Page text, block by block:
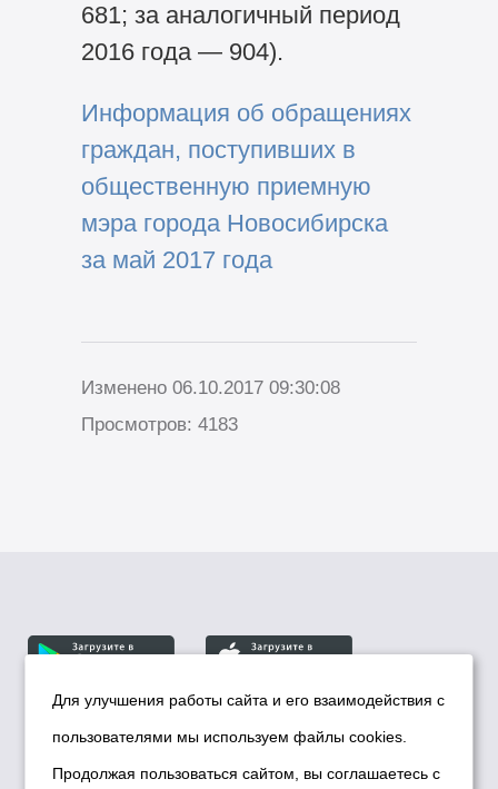
681; за аналогичный период
2016 года — 904).
Информация об обращениях
граждан, поступивших в
общественную приемную
мэра города Новосибирска
за май 2017 года
Изменено 06.10.2017 09:30:08
Просмотров: 4183
© Департамент информационной политики мэрии
города Новосибирска, 2026
Для улучшения работы сайта и его взаимодействия с
пользователями мы используем файлы cookies.
Продолжая пользоваться сайтом, вы соглашаетесь с